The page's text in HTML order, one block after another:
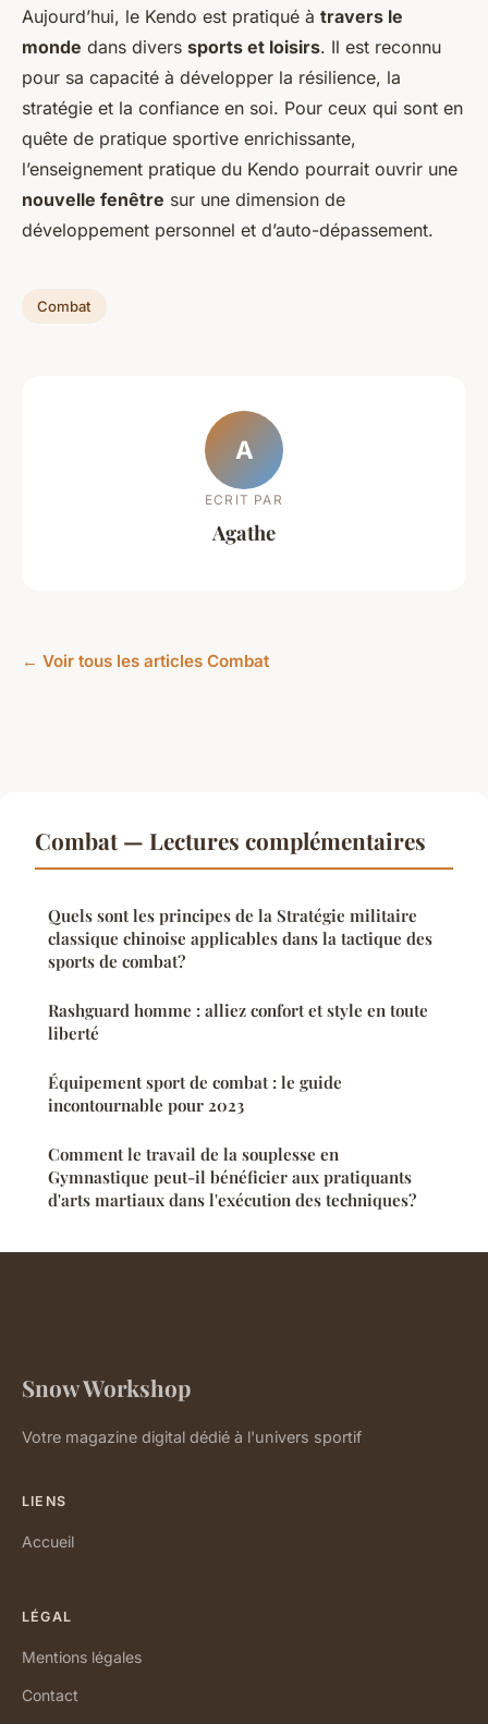
Aujourd’hui, le Kendo est pratiqué à travers le
monde dans divers sports et loisirs. Il est reconnu
pour sa capacité à développer la résilience, la
stratégie et la confiance en soi. Pour ceux qui sont en
quête de pratique sportive enrichissante,
l’enseignement pratique du Kendo pourrait ouvrir une
nouvelle fenêtre sur une dimension de
développement personnel et d’auto-dépassement.
Combat
A
ECRIT PAR
Agathe
← Voir tous les articles Combat
Combat — Lectures complémentaires
Quels sont les principes de la Stratégie militaire
classique chinoise applicables dans la tactique des
sports de combat?
Rashguard homme : alliez confort et style en toute
liberté
Équipement sport de combat : le guide
incontournable pour 2023
Comment le travail de la souplesse en
Gymnastique peut-il bénéficier aux pratiquants
d'arts martiaux dans l'exécution des techniques?
Snow Workshop
Votre magazine digital dédié à l'univers sportif
LIENS
Accueil
LÉGAL
Mentions légales
Contact